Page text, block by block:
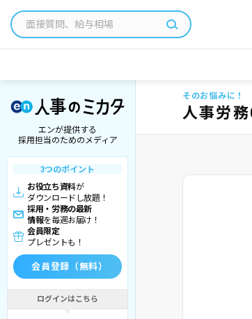
エンが提供する
採用担当のためのメディア
3つのポイント
お役立ち資料が
ダウンロードし放題！
採用・労務の最新
情報を毎週お届け！
会員限定
プレゼントも！
会員登録（無料）
ログインはこちら
そのお悩みに！
人事労務